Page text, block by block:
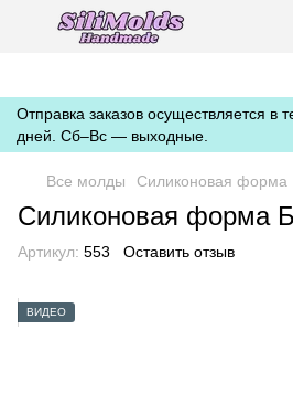
https://silimolds.com.ua//.well-known/
domain-association
Отправка заказов осуществляется в
дней. Сб–Вс — выходные.
Все молды Силиконовая форма
Силиконовая форма
Артикул: 553 Оставить отзыв
ВИДЕО